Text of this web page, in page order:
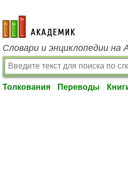
academic.ru
Словари и энциклопедии на
Толкования Переводы